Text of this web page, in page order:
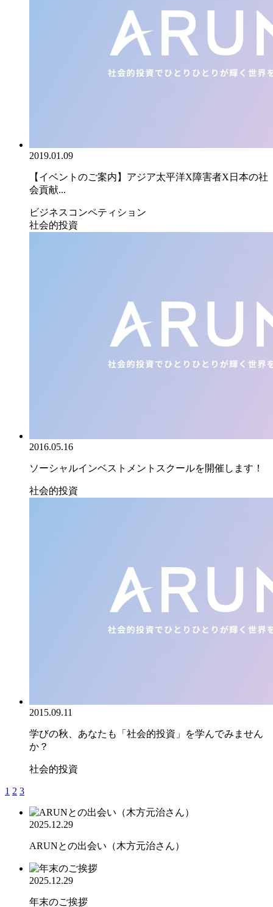
2019.01.09
【イベントのご案内】アジア太平洋X障害者X日本の社
会貢献...
ビジネスコンペティション
社会的投資
2016.05.16
ソーシャルインベストメントスクールを開催します！
社会的投資
2015.09.11
学びの秋、あなたも「社会的投資」を学んでみません
か？
社会的投資
1 2 3
2025.12.29
ARUNとの出会い（木方元治さん）
2025.12.29
年末のご挨拶